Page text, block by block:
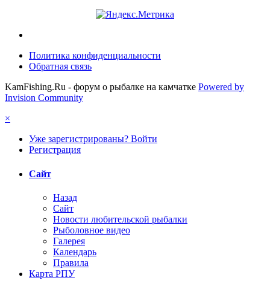
Политика конфиденциальности
Обратная связь
KamFishing.Ru - форум о рыбалке на камчатке Powered by
Invision Community
×
Уже зарегистрированы? Войти
Регистрация
Сайт
Назад
Сайт
Новости любительской рыбалки
Рыболовное видео
Галерея
Календарь
Правила
Карта РПУ